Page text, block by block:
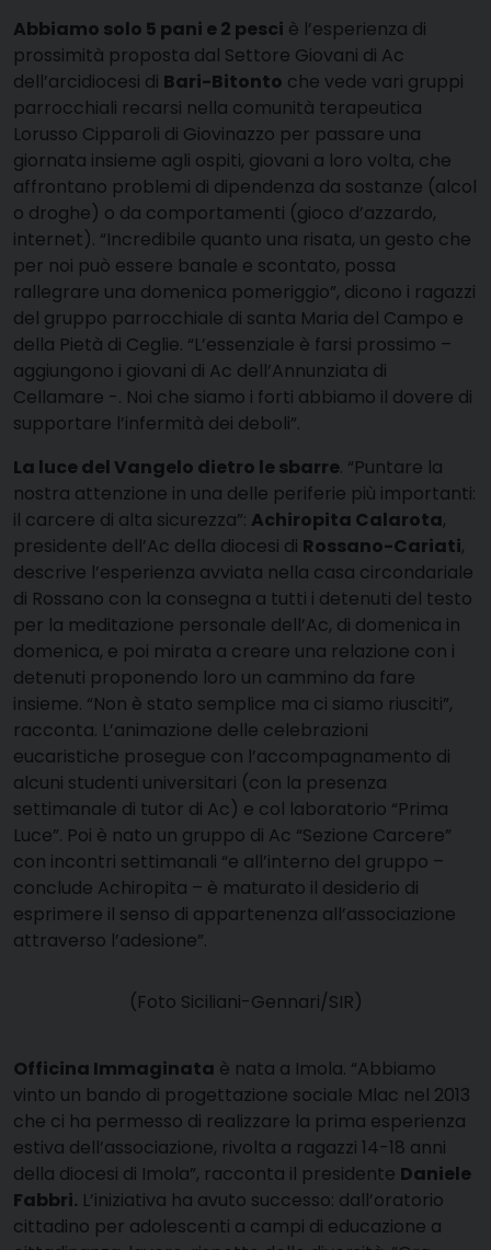
Abbiamo solo 5 pani e 2 pesci è l’esperienza di
prossimità proposta dal Settore Giovani di Ac
dell’arcidiocesi di Bari-Bitonto che vede vari gruppi
parrocchiali recarsi nella comunità terapeutica
Lorusso Cipparoli di Giovinazzo per passare una
giornata insieme agli ospiti, giovani a loro volta, che
affrontano problemi di dipendenza da sostanze (alcol
o droghe) o da comportamenti (gioco d’azzardo,
internet). “Incredibile quanto una risata, un gesto che
per noi può essere banale e scontato, possa
rallegrare una domenica pomeriggio”, dicono i ragazzi
del gruppo parrocchiale di santa Maria del Campo e
della Pietà di Ceglie. “L’essenziale è farsi prossimo –
aggiungono i giovani di Ac dell’Annunziata di
Cellamare -. Noi che siamo i forti abbiamo il dovere di
supportare l’infermità dei deboli”.
La luce del Vangelo dietro le sbarre. “Puntare la
nostra attenzione in una delle periferie più importanti:
il carcere di alta sicurezza”: Achiropita Calarota,
presidente dell’Ac della diocesi di Rossano-Cariati,
descrive l’esperienza avviata nella casa circondariale
di Rossano con la consegna a tutti i detenuti del testo
per la meditazione personale dell’Ac, di domenica in
domenica, e poi mirata a creare una relazione con i
detenuti proponendo loro un cammino da fare
insieme. “Non è stato semplice ma ci siamo riusciti”,
racconta. L’animazione delle celebrazioni
eucaristiche prosegue con l’accompagnamento di
alcuni studenti universitari (con la presenza
settimanale di tutor di Ac) e col laboratorio “Prima
Luce”. Poi è nato un gruppo di Ac “Sezione Carcere”
con incontri settimanali “e all’interno del gruppo –
conclude Achiropita – è maturato il desiderio di
esprimere il senso di appartenenza all’associazione
attraverso l’adesione”.
(Foto Siciliani-Gennari/SIR)
Officina Immaginata è nata a Imola. “Abbiamo
vinto un bando di progettazione sociale Mlac nel 2013
che ci ha permesso di realizzare la prima esperienza
estiva dell’associazione, rivolta a ragazzi 14-18 anni
della diocesi di Imola”, racconta il presidente Daniele
Fabbri. L’iniziativa ha avuto successo: dall’oratorio
cittadino per adolescenti a campi di educazione a